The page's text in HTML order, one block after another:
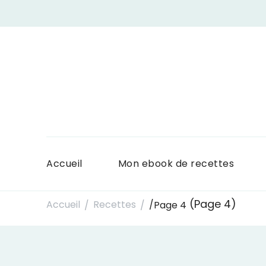
Accueil Mon ebook de recettes
Accueil / Recettes / /Page 4 (Page 4)